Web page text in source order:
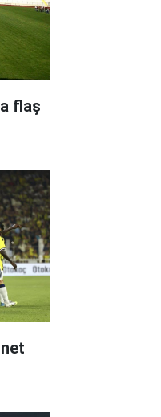
flaş